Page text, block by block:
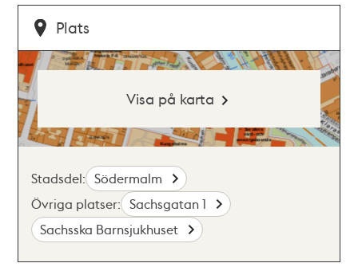
Plats
Visa på karta
Stadsdel: Södermalm
Övriga platser: Sachsgatan 1
Sachsska Barnsjukhuset